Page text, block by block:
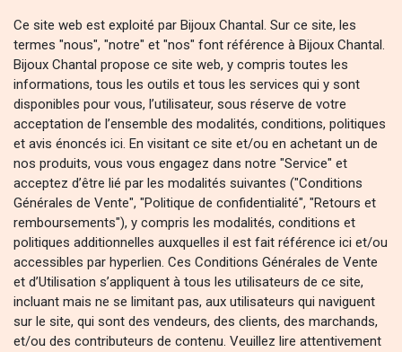
Ce site web est exploité par Bijoux Chantal. Sur ce site, les
termes "nous", "notre" et "nos" font référence à Bijoux Chantal.
Bijoux Chantal propose ce site web, y compris toutes les
informations, tous les outils et tous les services qui y sont
disponibles pour vous, l’utilisateur, sous réserve de votre
acceptation de l’ensemble des modalités, conditions, politiques
et avis énoncés ici. En visitant ce site et/ou en achetant un de
nos produits, vous vous engagez dans notre "Service" et
acceptez d’être lié par les modalités suivantes ("Conditions
Générales de Vente", "Politique de confidentialité", "Retours et
remboursements"), y compris les modalités, conditions et
politiques additionnelles auxquelles il est fait référence ici et/ou
accessibles par hyperlien. Ces Conditions Générales de Vente
et d’Utilisation s’appliquent à tous les utilisateurs de ce site,
incluant mais ne se limitant pas, aux utilisateurs qui naviguent
sur le site, qui sont des vendeurs, des clients, des marchands,
et/ou des contributeurs de contenu. Veuillez lire attentivement